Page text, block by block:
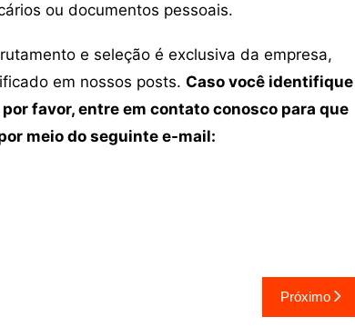
ou documentos pessoais.
e seleção é exclusiva da empresa,
em nossos posts. Caso você identifique
favor, entre em contato conosco para que
meio do seguinte e-mail:
Próximo